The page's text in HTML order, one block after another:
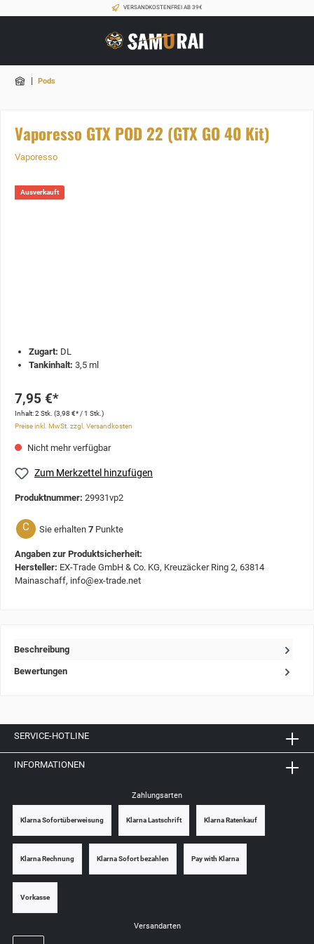
VERSANDKOSTENFREI AB 39€
| Pods
Vaporesso GTX POD 22 (GTX GO 40 Kit)
Vaporesso
Ausverkauft
Zugart: DL
Tankinhalt: 3,5 ml
7,95 €*
Inhalt:2 Stk. (3,98 €* / 1 Stk.)
Preise inkl. MwSt. zzgl. Versandkosten
Nicht mehr verfügbar
Zum Merkzettel hinzufügen
Produktnummer: 29931vp2
C Sie erhalten 7 Punkte
Angaben zur Produktsicherheit:
Hersteller: EX-Trade GmbH & Co. KG, Kreuzäcker Ring 2, 63814
Mainaschaff, info@ex-trade.net
Beschreibung
Bewertungen
SERVICE-HOTLINE
INFORMATIONEN
Zahlungsarten
Klarna Sofortüberweisung Klarna Lastschrift Klarna Ratenkauf
Klarna Rechnung Klarna Sofort bezahlen Pay with Klarna
Vorkasse
Versandarten